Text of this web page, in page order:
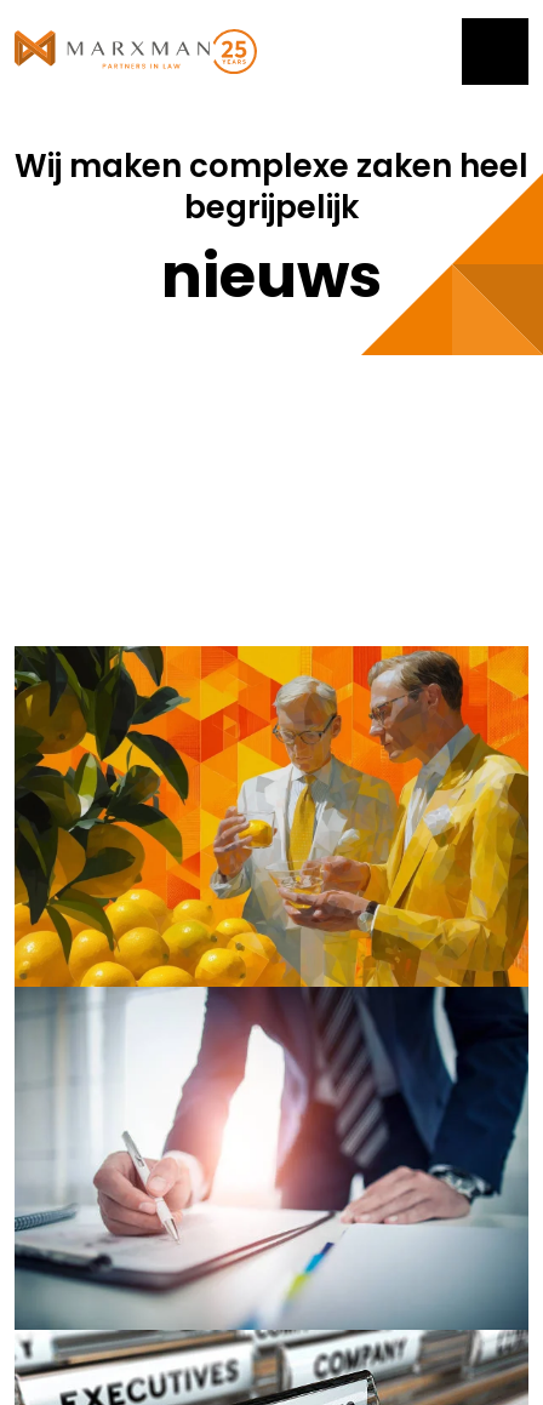
Wij maken complexe zaken heel
begrijpelijk
nieuws